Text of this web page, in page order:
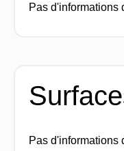
Pas d'informations
Pas d'informations